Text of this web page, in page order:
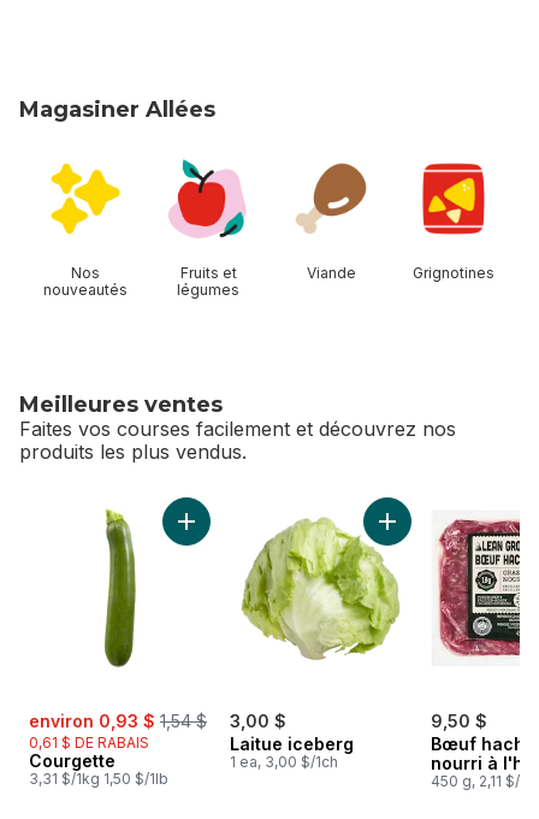
Magasiner Allées
Nos
nouveautés
Fruits et
légumes
Viande Grignotines
Meilleures ventes
Faites vos courses facilement et découvrez nos
produits les plus vendus.
sauter Meilleures ventes
sale:
environ 0,93 $ , formerly:
1,54 $
0,61 $ DE RABAIS
Courgette
3,31 $/1kg 1,50 $/1lb
Ajouter Courgette au panier
3,00 $
Laitue iceberg
1 ea, 3,00 $/1ch
Ajouter Laitue
9,50 $
Bœuf haché
nourri à
450 g, 2,11 $/